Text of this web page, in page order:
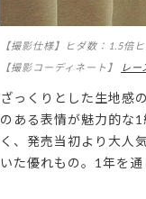
【撮影仕様】ヒダ数：1.5倍
【撮影コーディネート】
レ
ざっくりとした生地感
のある表情が魅力的な
く、発売当初より大人
いた優れもの。1年を